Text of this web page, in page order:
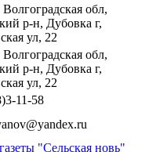
обл,
р-н, Дубовка г,
ул, 22
обл,
р-н, Дубовка г,
ул, 22
11-58
"Сельская новь"